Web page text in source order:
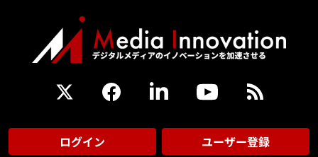
ログイン ユーザー登録